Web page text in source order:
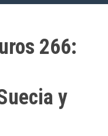
266:
y